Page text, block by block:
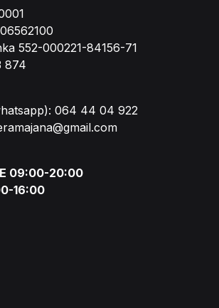
552-000221-84156-71
874
064 44 04 922
09:00-20:00
16:00